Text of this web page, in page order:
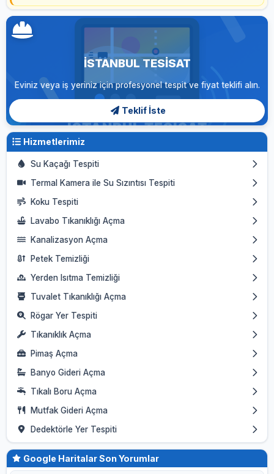
İSTANBUL TESISAT
Eviniz veya iş yeriniz için profesyonel tespit ve fiyat teklifi alın.
Teklif İste
Hizmetlerimiz
Su Kaçağı Tespiti
Termal Kamera ile Su Sızıntısı Tespiti
Koku Tespiti
Lavabo Tıkanıklığı Açma
Kanalizasyon Açma
Petek Temizliği
Yerden Isıtma Temizliği
Tuvalet Tıkanıklığı Açma
Rögar Yer Tespiti
Tıkanıklık Açma
Pimaş Açma
Banyo Gideri Açma
Tıkalı Boru Açma
Mutfak Gideri Açma
Dedektörle Yer Tespiti
Google Haritalar Son Yorumlar